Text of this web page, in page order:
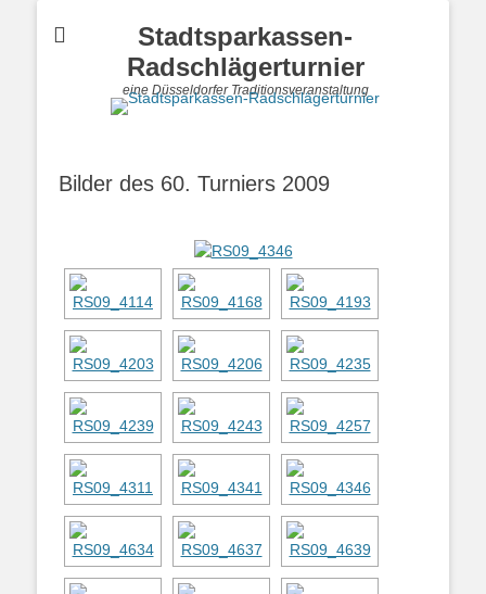
Stadtsparkassen-
Radschlägerturnier
eine Düsseldorfer Traditionsveranstaltung
Bilder des 60. Turniers 2009